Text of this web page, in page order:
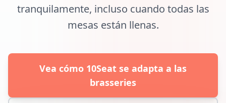
tranquilamente, incluso cuando todas las
mesas están llenas.
Vea cómo 10Seat se adapta a las
brasseries